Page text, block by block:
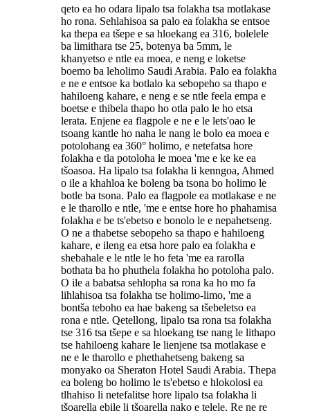
qeto ea ho odara lipalo tsa folakha tsa motlakase
ho rona. Sehlahisoa sa palo ea folakha se entsoe
ka thepa ea tšepe e sa hloekang ea 316, bolelele
ba limithara tse 25, botenya ba 5mm, le
khanyetso e ntle ea moea, e neng e loketse
boemo ba leholimo Saudi Arabia. Palo ea folakha
e ne e entsoe ka botlalo ka sebopeho sa thapo e
hahiloeng kahare, e neng e se ntle feela empa e
boetse e thibela thapo ho otla palo le ho etsa
lerata. Enjene ea flagpole e ne e le lets'oao le
tsoang kantle ho naha le nang le bolo ea moea e
potolohang ea 360° holimo, e netefatsa hore
folakha e tla potoloha le moea 'me e ke ke ea
tšoasoa. Ha lipalo tsa folakha li kenngoa, Ahmed
o ile a khahloa ke boleng ba tsona bo holimo le
botle ba tsona. Palo ea flagpole ea motlakase e ne
e le tharollo e ntle, 'me e entse hore ho phahamisa
folakha e be ts'ebetso e bonolo le e nepahetseng.
O ne a thabetse sebopeho sa thapo e hahiloeng
kahare, e ileng ea etsa hore palo ea folakha e
shebahale e le ntle le ho feta 'me ea rarolla
bothata ba ho phuthela folakha ho potoloha palo.
O ile a babatsa sehlopha sa rona ka ho mo fa
lihlahisoa tsa folakha tse holimo-limo, 'me a
bontša teboho ea hae bakeng sa tšebeletso ea
rona e ntle. Qetellong, lipalo tsa rona tsa folakha
tse 316 tsa tšepe e sa hloekang tse nang le lithapo
tse hahiloeng kahare le lienjene tsa motlakase e
ne e le tharollo e phethahetseng bakeng sa
monyako oa Sheraton Hotel Saudi Arabia. Thepa
ea boleng bo holimo le ts'ebetso e hlokolosi ea
tlhahiso li netefalitse hore lipalo tsa folakha li
tšoarella ebile li tšoarella nako e telele. Re ne re